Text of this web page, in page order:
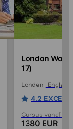
London
17)
Londen England
4.2
Cursus vanaf
1380 EUR